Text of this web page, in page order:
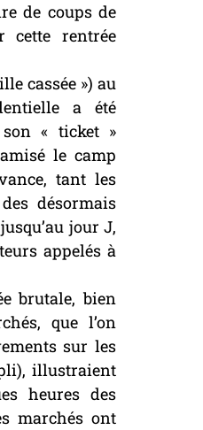
de coups de
cette rentrée
cassée ») au
a été
« ticket »
le camp
tant les
désormais
jour J,
appelés à
brutale, bien
que l’on
sur les
illustraient
heures des
marchés ont